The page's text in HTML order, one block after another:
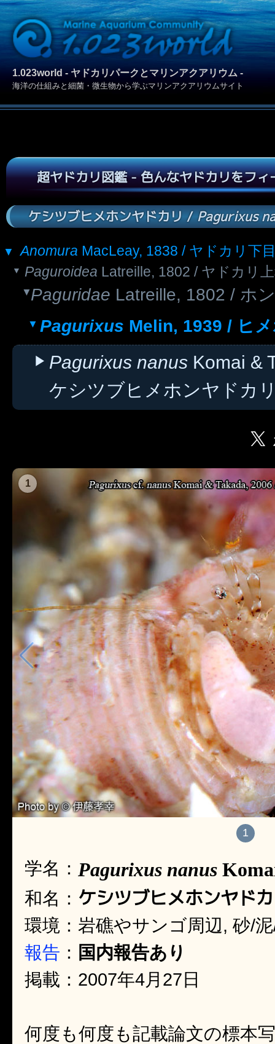
1.023world - ヤドカリパークとマリンアクアリウム -
海洋の仕組みと細菌・微生物から学ぶマリンアクアリウムサイト
超ヤドカリ図鑑 - 色んなヤドカリをフ
ケシツブヒメホンヤドカリ /Pagurixus
Anomura MacLeay, 1838 / ヤドカリ下
Paguroidea Latreille, 1802 / ヤドカリ
Paguridae Latreille, 1802 / ホ
Pagurixus Melin, 1939 / ヒ
Pagurixus nanus Komai &
ケシツブヒメホンヤドカ
1
1
学名： Pagurixus nanus
和名： ケシツブヒメホンヤド
環境：岩礁やサンゴ周辺, 砂/
報告 ： 国内報告あり
掲載：2007年4月27日
何度も何度も記載論文の標本